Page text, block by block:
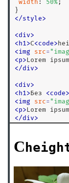
width : 50%;
</style>
<div>
< h1 >С<code>
<img src= "
<p>Lorem
</div>
<div>
< h1 >Без <code>
<img src= "
<p>Lorem
</div>